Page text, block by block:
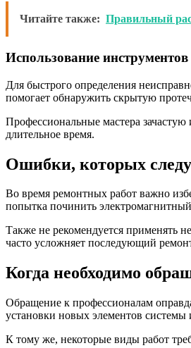
Читайте также: Правильный
Использование
Для быстрого определения
помогает обнаружить скрытую
Профессиональные мастера зачастую
длительное время.
Ошибки, которых
Во время ремонтных работ важно
попытка починить
Также не рекомендуется применять
часто усложняет последующий
Когда необходимо
Обращение к профессионалам
установки новых элементов
К тому же, некоторые виды работ